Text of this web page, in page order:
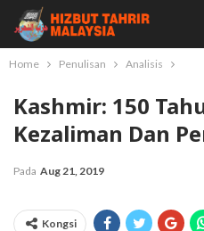
Home Penulisan Analisis
Kashmir: 150
Kezaliman Dan
Pada Aug 21, 2019
Kongsi